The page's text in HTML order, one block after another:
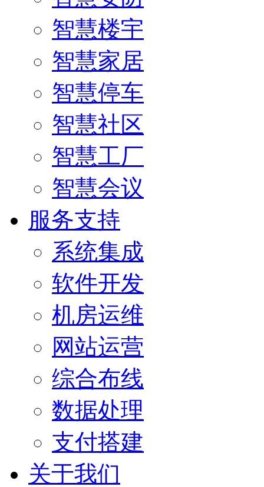
智慧楼宇
智慧家居
智慧停车
智慧社区
智慧工厂
智慧会议
服务支持
系统集成
软件开发
机房运维
网站运营
综合布线
数据处理
支付搭建
关于我们